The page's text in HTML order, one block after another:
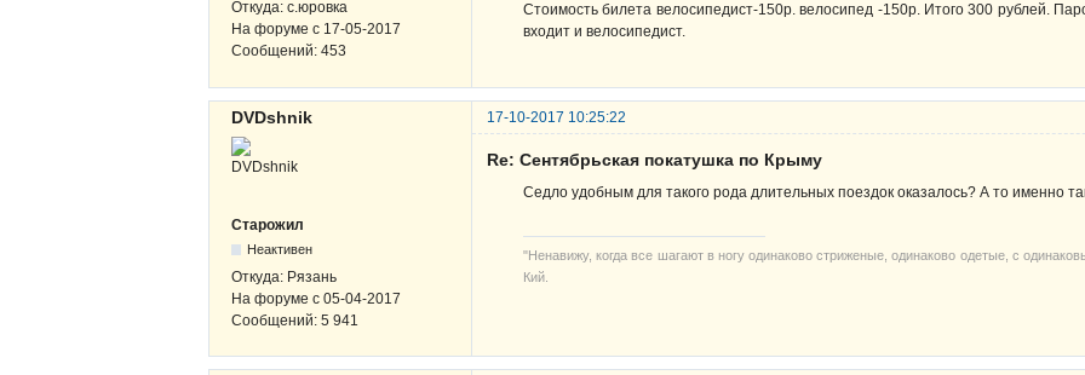
Откуда: с.юровка
На форуме с 17-05-2017
Сообщений: 453
Стоимость билета велосипедист-150р. велосипед -150р. Итого 300 рублей.
входит и велосипедист.
DVDshnik 17-10-2017 10:25:22
Старожил
Неактивен
Откуда: Рязань
На форуме с 05-04-2017
Сообщений: 5 941
Re: Сентябрьская покатушка по Крыму
Седло удобным для такого рода длительных поездок оказалось? А то именно
"Ненавижу, когда все шагают в ногу одинаково стриженые, одинаково одетые, с
Кий.